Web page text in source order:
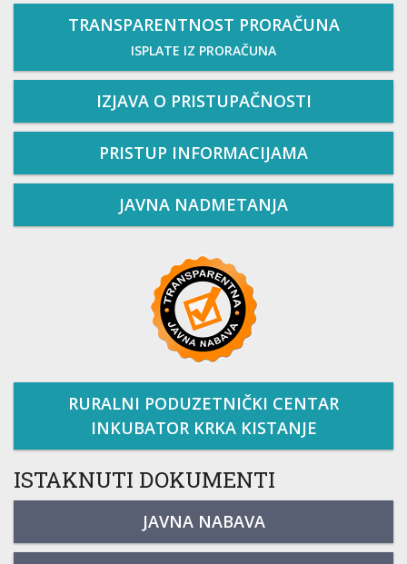
TRANSPARENTNOST PRORAČUNA
ISPLATE IZ PRORAČUNA
IZJAVA O PRISTUPAČNOSTI
PRISTUP INFORMACIJAMA
JAVNA NADMETANJA
RURALNI PODUZETNIČKI CENTAR
INKUBATOR KRKA KISTANJE
ISTAKNUTI DOKUMENTI
JAVNA NABAVA